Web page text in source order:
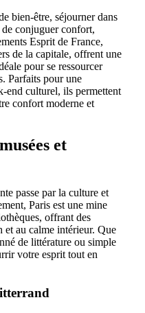
bien-être, séjourner dans
de conjuguer confort,
Esprit de France,
de la capitale, offrent une
pour se ressourcer
Parfaits pour une
end culturel, ils permettent
confort moderne et
et
passe par la culture et
Paris est une mine
offrant des
et au calme intérieur. Que
de littérature ou simple
votre esprit tout en